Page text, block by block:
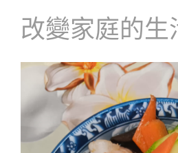
改變家庭的生